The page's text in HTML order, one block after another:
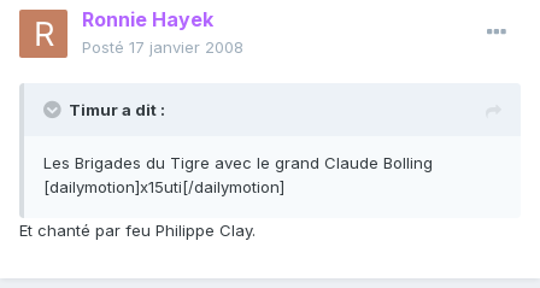
Ronnie Hayek
Posté 17 janvier 2008
Timur a dit :
Les Brigades du Tigre avec le grand Claude Bolling
[dailymotion]x15uti[/dailymotion]
Et chanté par feu Philippe Clay.